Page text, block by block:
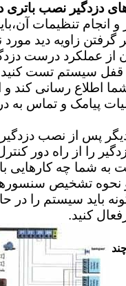
دزدگیر نصب باتری
انجام تنظیمات
گرفتن زاویه دید
از عملکرد درست
سیستم تست کنید
شما اطلاع رسانی کند و
پیامک و تماس به
پس از نصب
را از راه دور
شما چه کارهایی
نحوه تشخیص
باید سیستم را در
کنید.